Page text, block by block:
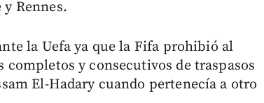
Rennes.
la Uefa ya que la Fifa prohibió al
y consecutivos de traspasos
El-Hadary cuando pertenecía a otro